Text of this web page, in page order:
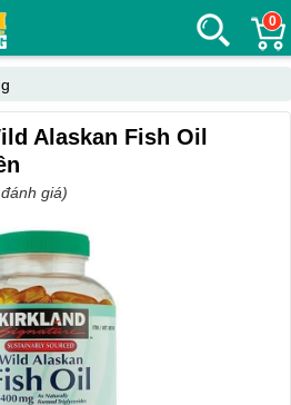
0
Alaskan Fish Oil
đánh giá)